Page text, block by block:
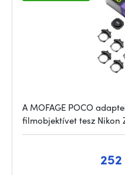
A MOFAGE POCO
filmobjektívet tesz Nikon